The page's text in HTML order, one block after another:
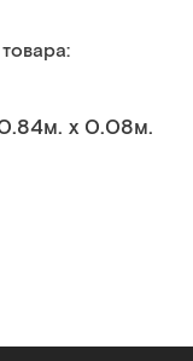
x 0.08м.